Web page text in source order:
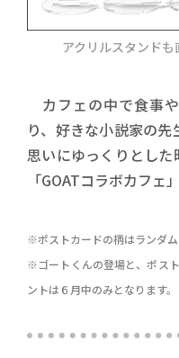
アクリルスタンド
カフェの中で食事
り、好きな小説家の
思いにゆっくりとした
「GOATコラボカフェ
※ポストカードの柄はランダム
※ゴートくんの登場と、ポス
ントは６月中のみとなります。